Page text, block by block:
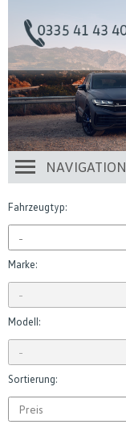
NAVIGATION
Fahrzeugtyp:
Marke:
Modell:
Sortierung: